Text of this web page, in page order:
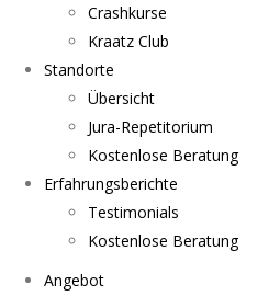
Crashkurse
Kraatz Club
Standorte
Übersicht
Jura-Repetitorium
Kostenlose Beratung
Erfahrungsberichte
Testimonials
Kostenlose Beratung
Angebot